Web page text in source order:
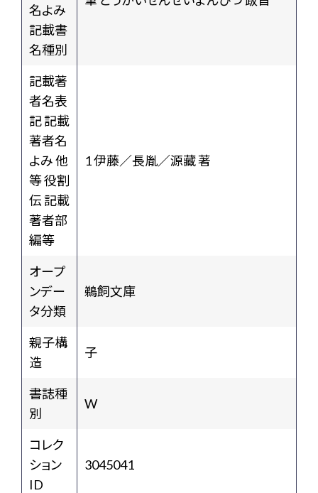
名よみ
記載書
名種別
記載著
者名表
記 記載
著者名
よみ 他
等 役割
伝 記載
著者部
編等
1 伊藤／長胤／源藏 著
オープ
ンデー
タ分類
鵜飼文庫
親子構
造
子
書誌種
別
W
コレク
ション
ID
3045041